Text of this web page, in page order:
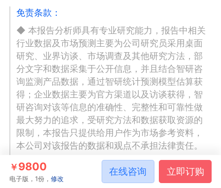
免责条款：
◆ 本报告分析师具有专业研究能力，报告中相关
行业数据及市场预测主要为公司研究员采用桌面
研究、业界访谈、市场调查及其他研究方法，部
分文字和数据采集于公开信息，并且结合智研咨
询监测产品数据，通过智研统计预测模型估算获
得；企业数据主要为官方渠道以及访谈获得，智
研咨询对该等信息的准确性、完整性和可靠性做
最大努力的追求，受研究方法和数据获取资源的
限制，本报告只提供给用户作为市场参考资料，
本公司对该报告的数据和观点不承担法律责任。
◆ 本报告所涉及的观点或信息仅供参考，不构成
任何证券或基金投资建议。本报告仅在相关法律
￥9800
电子版，1份，修改
在线咨询 立即订购